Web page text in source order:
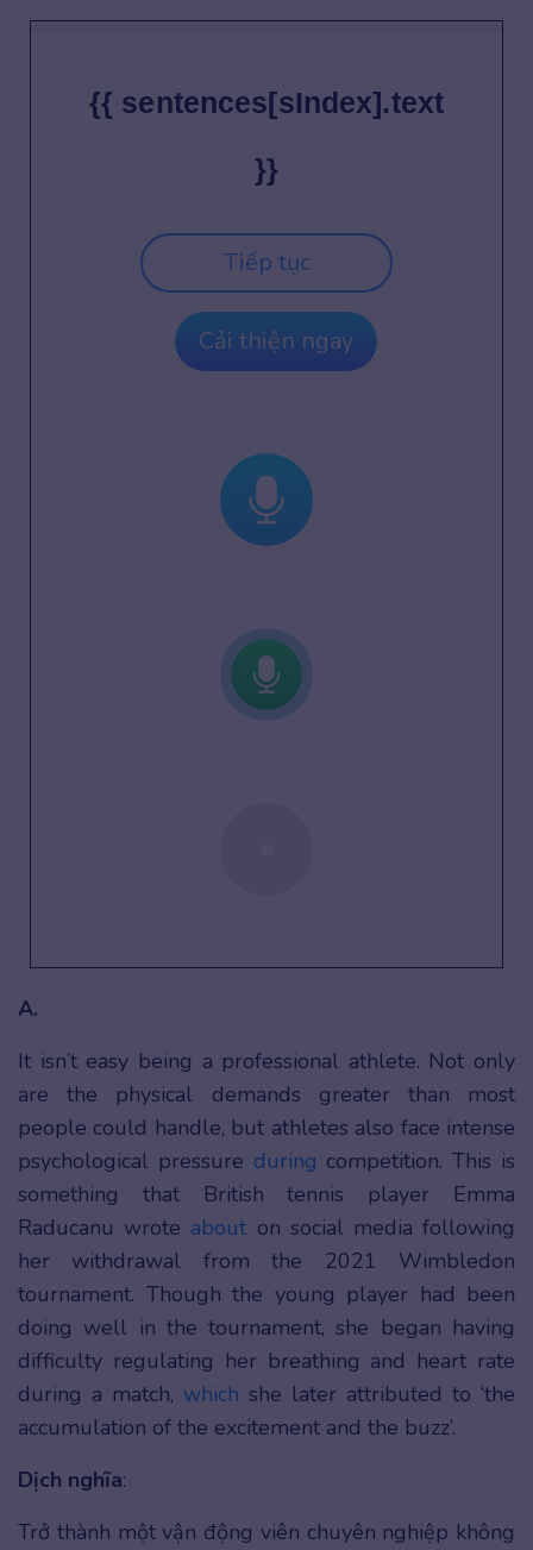
{{ sentences[sIndex].text
}}
Tiếp tục
Cải thiện ngay
A.
It isn’t easy being a professional athlete. Not only
are the physical demands greater than most
people could handle, but athletes also face intense
psychological pressure during competition. This is
something that British tennis player Emma
Raducanu wrote about on social media following
her withdrawal from the 2021 Wimbledon
tournament. Though the young player had been
doing well in the tournament, she began having
difficulty regulating her breathing and heart rate
during a match, which she later attributed to ‘the
accumulation of the excitement and the buzz’.
Dịch nghĩa:
Trở thành một vận động viên chuyên nghiệp không